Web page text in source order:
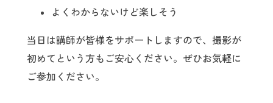
よくわからないけど楽しそう
当日は講師が皆様をサポートしますので、撮影が
初めてという方もご安心ください。ぜひお気軽に
ご参加ください。